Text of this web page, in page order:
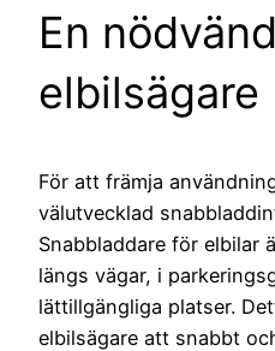
En
elbilsägare
För att främja
välutvecklad
Snabbladdare för elbilar
längs vägar, i
lättillgängliga platser.
elbilsägare att snabbt